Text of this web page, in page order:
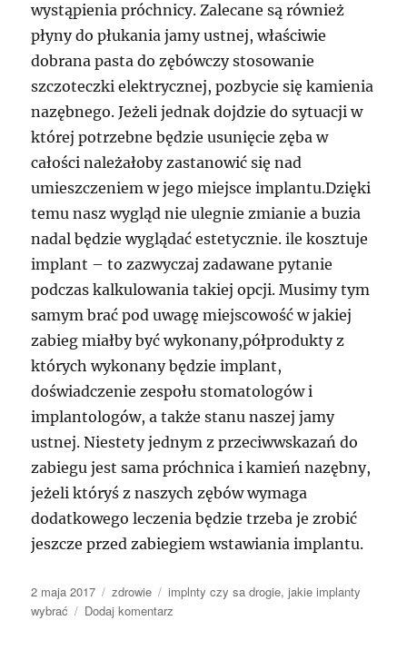
wystąpienia próchnicy. Zalecane są również
płyny do płukania jamy ustnej, właściwie
dobrana pasta do zębówczy stosowanie
szczoteczki elektrycznej, pozbycie się kamienia
nazębnego. Jeżeli jednak dojdzie do sytuacji w
której potrzebne będzie usunięcie zęba w
całości należałoby zastanowić się nad
umieszczeniem w jego miejsce implantu.Dzięki
temu nasz wygląd nie ulegnie zmianie a buzia
nadal będzie wyglądać estetycznie. ile kosztuje
implant – to zazwyczaj zadawane pytanie
podczas kalkulowania takiej opcji. Musimy tym
samym brać pod uwagę miejscowość w jakiej
zabieg miałby być wykonany,półprodukty z
których wykonany będzie implant,
doświadczenie zespołu stomatologów i
implantologów, a także stanu naszej jamy
ustnej. Niestety jednym z przeciwwskazań do
zabiegu jest sama próchnica i kamień nazębny,
jeżeli któryś z naszych zębów wymaga
dodatkowego leczenia będzie trzeba je zrobić
jeszcze przed zabiegiem wstawiania implantu.
Data
publikacji
2 maja 2017 Kategorie
zdrowie Tagi
implnty czy sa drogie,jakie implanty
wybrać
Dodaj komentarz